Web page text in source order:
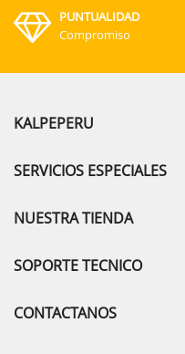
PUNTUALIDAD
Compromiso
KALPEPERU
SERVICIOS ESPECIALES
NUESTRA TIENDA
SOPORTE TECNICO
CONTACTANOS